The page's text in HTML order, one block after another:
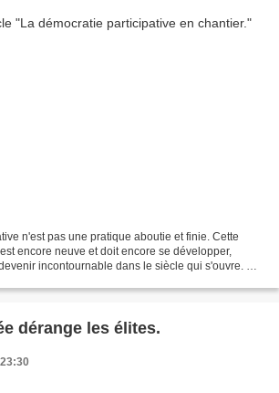
n'est pas une pratique aboutie et finie. Cette
encore neuve et doit encore se développer,
incontournable dans le siècle qui s'ouvre. On
dérange les élites.